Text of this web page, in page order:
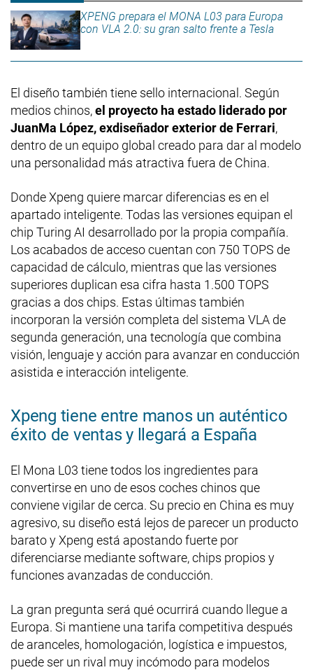
XPENG prepara el MONA L03 para Europa
con VLA 2.0: su gran salto frente a Tesla
El diseño también tiene sello internacional. Según
medios chinos,el proyecto ha estado liderado por
JuanMa López, exdiseñador exterior de Ferrari,
dentro de un equipo global creado para dar al modelo
una personalidad más atractiva fuera de China.
Donde Xpeng quiere marcar diferencias es en el
apartado inteligente. Todas las versiones equipan el
chip Turing AI desarrollado por la propia compañía.
Los acabados de acceso cuentan con 750 TOPS de
capacidad de cálculo, mientras que las versiones
superiores duplican esa cifra hasta 1.500 TOPS
gracias a dos chips. Estas últimas también
incorporan la versión completa del sistema VLA de
segunda generación, una tecnología que combina
visión, lenguaje y acción para avanzar en conducción
asistida e interacción inteligente.
Xpeng tiene entre manos un auténtico
éxito de ventas y llegará a España
El Mona L03 tiene todos los ingredientes para
convertirse en uno de esos coches chinos que
conviene vigilar de cerca. Su precio en China es muy
agresivo, su diseño está lejos de parecer un producto
barato y Xpeng está apostando fuerte por
diferenciarse mediante software, chips propios y
funciones avanzadas de conducción.
La gran pregunta será qué ocurrirá cuando llegue a
Europa. Si mantiene una tarifa competitiva después
de aranceles, homologación, logística e impuestos,
puede ser un rival muy incómodo para modelos